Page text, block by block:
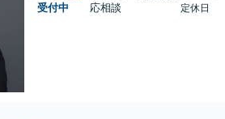
受付中
応相談
定休日